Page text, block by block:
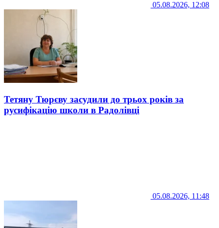
05.08.2026, 12:08
Тетяну Тюрєву засудили до трьох років за
русифікацію школи в Радолівці
05.08.2026, 11:48